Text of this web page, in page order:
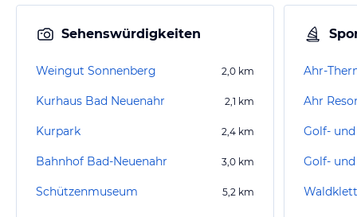
Sehenswürdigkeiten
Weingut Sonnenberg 2,0 km
Kurhaus Bad Neuenahr 2,1 km
Kurpark 2,4 km
Bahnhof Bad-Neuenahr 3,0 km
Schützenmuseum 5,2 km
Ahr-
Ahr